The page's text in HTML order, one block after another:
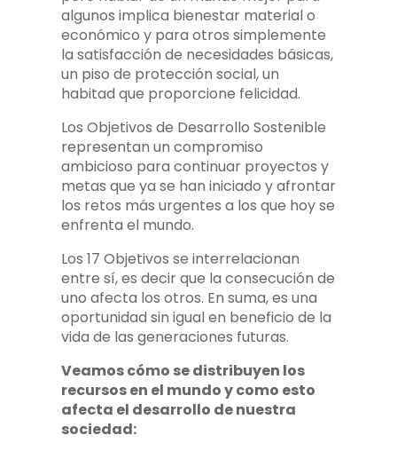
algunos implica bienestar material o
económico y para otros simplemente
la satisfacción de necesidades básicas,
un piso de protección social, un
habitad que proporcione felicidad.
Los Objetivos de Desarrollo Sostenible
representan un compromiso
ambicioso para continuar proyectos y
metas que ya se han iniciado y afrontar
los retos más urgentes a los que hoy se
enfrenta el mundo.
Los 17 Objetivos se interrelacionan
entre sí, es decir que la consecución de
uno afecta los otros. En suma, es una
oportunidad sin igual en beneficio de la
vida de las generaciones futuras.
Veamos cómo se distribuyen los
recursos en el mundo y como esto
afecta el desarrollo de nuestra
sociedad: